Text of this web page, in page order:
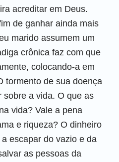
acreditar em Deus.
de ganhar ainda mais
marido assumem um
crônica faz com que
colocando-a em
tormento de sua doença
sobre a vida. O que as
vida? Vale a pena
e riqueza? O dinheiro
escapar do vazio e da
as pessoas da